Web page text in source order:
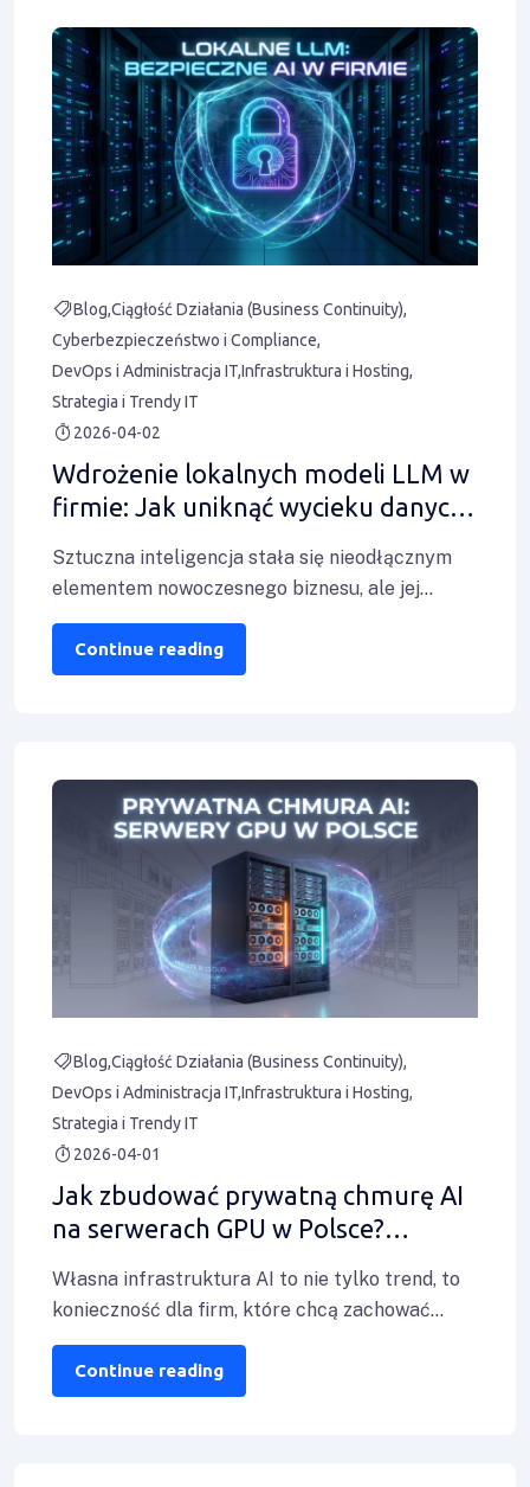
Blog Ciągłość Działania (Business Continuity)
Cyberbezpieczeństwo i Compliance
DevOps i Administracja ITInfrastruktura i Hosting
Strategia i Trendy IT
2026-04-02
Wdrożenie lokalnych modeli LLM w
firmie: Jak uniknąć wycieku danych
Sztuczna inteligencja stała się nieodłącznym
elementem nowoczesnego biznesu, ale jej
powszechne wykorzystanie niesie ze sobą
poważne ryzyko. Korzystanie z publicznych
Continue reading
Blog Ciągłość Działania (Business Continuity)
DevOps i Administracja ITInfrastruktura i Hosting
Strategia i Trendy IT
2026-04-01
Jak zbudować prywatną chmurę AI
na serwerach GPU w Polsce?
Własna infrastruktura AI to nie tylko trend, to
konieczność dla firm, które chcą zachować
pełną kontrolę nad swoimi danymi i
Continue reading